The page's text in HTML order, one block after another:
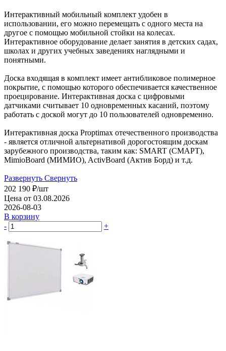
Интерактивный мобильный комплект удобен в
использовании, его можно перемещать с одного места на
другое с помощью мобильной стойки на колесах.
Интерактивное оборудование делает занятия в детских садах,
школах и других учебных заведениях наглядными и
понятными.
Доска входящая в комплект имеет антибликовое полимерное
покрытие, с помощью которого обеспечивается качественное
проецирование. Интерактивная доска с цифровыми
датчиками считывает 10 одновременных касаний, поэтому
работать с доской могут до 10 пользователей одновременно.
Интерактивная доска Proptimax отечественного производства
- является отличной альтернативой дорогостоящим доскам
зарубежного производства, таким как: SMART (СМАРТ),
MimioBoard (МИМИО), ActivBoard (Актив Борд) и т.д.
Развернуть Свернуть
202 190 ₽/шт
Цена от 03.08.2026
2026-08-03
В корзину
-
+